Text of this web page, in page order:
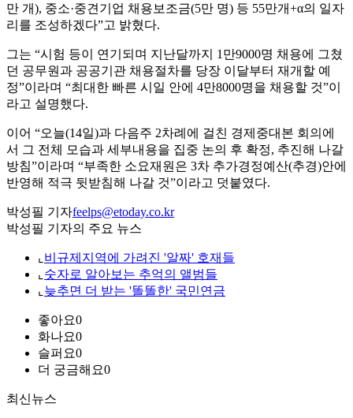
만 개), 중소·중견기업 채용보조금(5만 명) 등 55만개+α의 일자
리를 조성하겠다”고 밝혔다.
그는 “시험 등이 연기되며 지난달까지 1만9000명 채용에 그쳤
던 공무원과 공공기관 채용절차를 당장 이달부터 재개할 예
정”이라며 “최대한 빠른 시일 안에 4만8000명을 채용할 것”이
라고 설명했다.
이어 “오늘(14일)과 다음주 2차례에 걸친 경제중대본 회의에
서 그 전체 모습과 세부내용을 집중 논의 후 확정, 추진해 나갈
방침”이라며 “부족한 소요재원은 3차 추가경정예산(추경)안에
반영해 적극 뒷받침해 나갈 것”이라고 덧붙였다.
박성필 기자feelps@etoday.co.kr
박성필 기자의 주요 뉴스
⌞ 비규제지역에 가려진 '알짜' 호재들
⌞ 숫자로 알아보는 추억의 앨범들
⌞ 늦추면 더 받는 '똘똘한' 국민연금
좋아요0
화나요0
슬퍼요0
더 궁금해요0
최신뉴스